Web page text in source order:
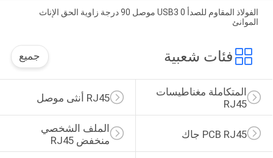
الفولاذ المقاوم للصدأ USB3 0 موصل 90 درجة زاوية الحق الإناث
الموانئ
فئات شعبية جميع
RJ45 أنثى موصل
المتكاملة مغناطيسات
RJ45
الملف الشخصي
منخفض RJ45
PCB RJ45 جاك